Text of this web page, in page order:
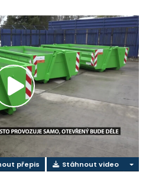
Přehrát
video
přepis Stáhnout video